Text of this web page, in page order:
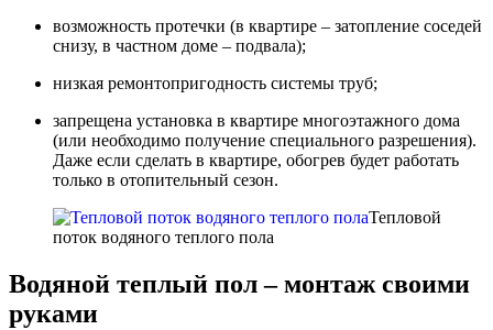
возможность протечки (в квартире – затопление соседей
снизу, в частном доме – подвала);
низкая ремонтопригодность системы труб;
запрещена установка в квартире многоэтажного дома
(или необходимо получение специального разрешения).
Даже если сделать в квартире, обогрев будет работать
только в отопительный сезон.
Тепловой
поток водяного теплого пола
Водяной теплый пол – монтаж своими
руками